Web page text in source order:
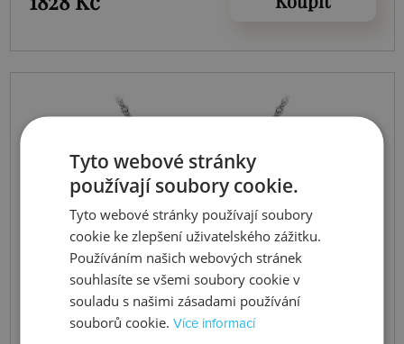
Tyto webové stránky
používají soubory cookie.
Tyto webové stránky používají soubory
cookie ke zlepšení uživatelského zážitku.
Používáním našich webových stránek
souhlasíte se všemi soubory cookie v
souladu s našimi zásadami používání
souborů cookie.Více informací